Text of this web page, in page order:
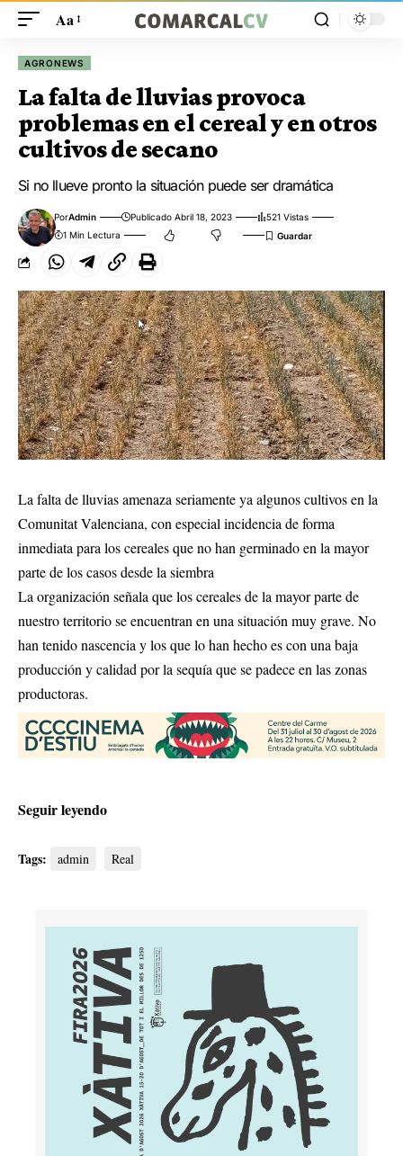
Aa
AGRONEWS
La falta de lluvias provoca
problemas en el cereal y en otros
cultivos de secano
Si no llueve pronto la situación puede ser dramática
PorAdmin Publicado Abril 18, 2023
521 Vistas
1 Min Lectura
La falta de lluvias amenaza seriamente ya algunos cultivos en la
Comunitat Valenciana, con especial incidencia de forma
inmediata para los cereales que no han germinado en la mayor
parte de los casos desde la siembra
La organización señala que los cereales de la mayor parte de
nuestro territorio se encuentran en una situación muy grave. No
han tenido nascencia y los que lo han hecho es con una baja
producción y calidad por la sequía que se padece en las zonas
productoras.
Seguir leyendo
Tags: admin Real